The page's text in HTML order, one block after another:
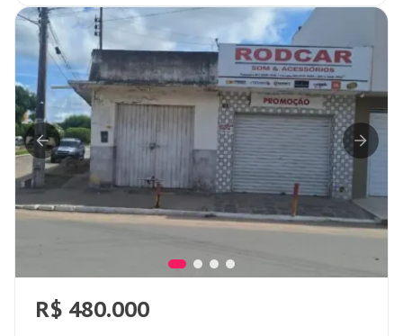
R$ 480.000